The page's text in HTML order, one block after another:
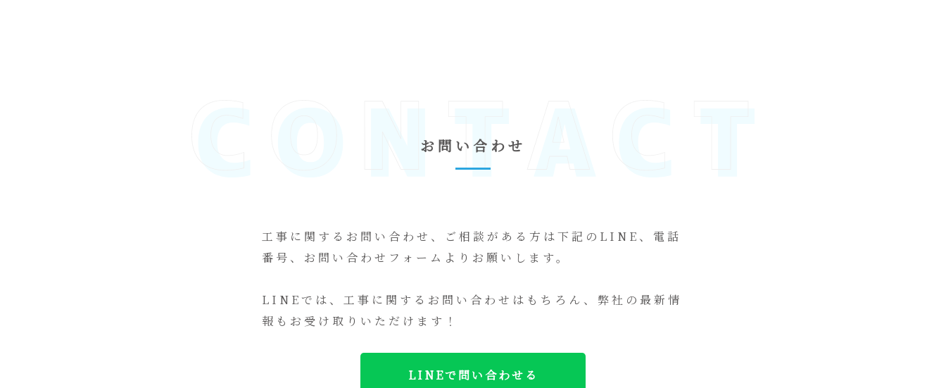
お問い合わせ
工事に関するお問い合わせ、ご相談がある方は下記のLINE、電話
番号、お問い合わせフォームよりお願いします。
LINEでは、工事に関するお問い合わせはもちろん、弊社の最新情
報もお受け取りいただけます！
LINEで問い合わせる